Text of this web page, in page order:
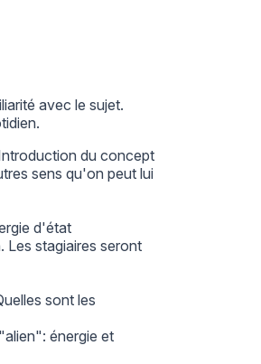
avec le sujet.
du concept
sens qu'on peut lui
d'état
Les stagiaires seront
sont les
énergie et